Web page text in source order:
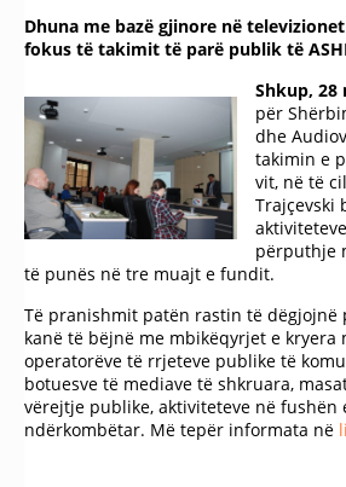
Dhuna me bazë gjinore në
fokus të takimit të parë publik të
Shkup, 28
për
dhe
takimin e
vit, në të
Trajçevski
përputhje
të punës në tre muajt e fundit.
Të pranishmit patën rastin të dëgjojnë
kanë të bëjnë me mbikëqyrjet e kryera
operatorëve të rrjeteve publike të
botuesve të mediave të shkruara,
vërejtje publike, aktiviteteve në fushën
ndërkombëtar. Më tepër informata në